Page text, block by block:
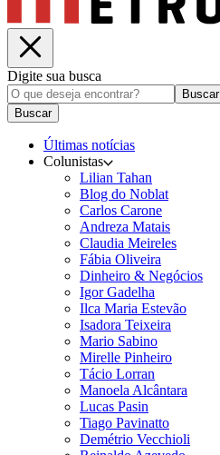
Digite sua busca
Buscar
Buscar
Últimas notícias
Colunistas
Lilian Tahan
Blog do Noblat
Carlos Carone
Andreza Matais
Claudia Meireles
Fábia Oliveira
Dinheiro & Negócios
Igor Gadelha
Ilca Maria Estevão
Isadora Teixeira
Mario Sabino
Mirelle Pinheiro
Tácio Lorran
Manoela Alcântara
Lucas Pasin
Tiago Pavinatto
Demétrio Vecchioli